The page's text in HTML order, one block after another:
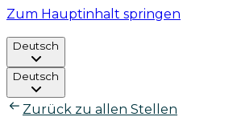
Zum Hauptinhalt springen
Deutsch
Deutsch
Zurück zu allen Stellen